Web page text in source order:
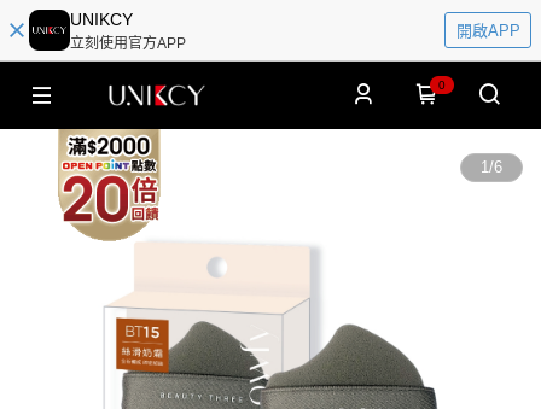
UNIKCY
立刻使用官方APP
開啟APP
0
1/6